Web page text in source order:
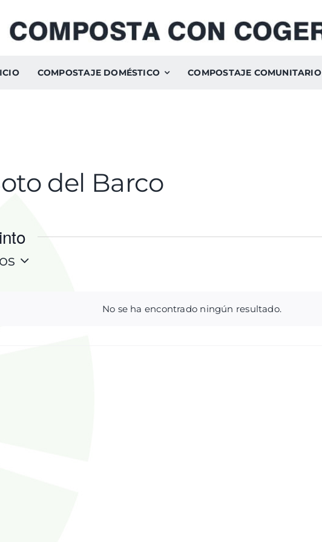
COMPOSTAJE DOMÉSTICO COMPOSTAJE COMUNITARIO
del Barco
Aviso
No se ha encontrado ningún resultado.